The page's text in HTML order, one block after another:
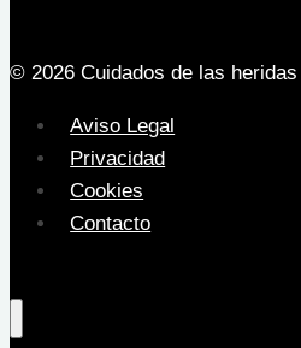
© 2026 Cuidados de las
Aviso Legal
Privacidad
Cookies
Contacto